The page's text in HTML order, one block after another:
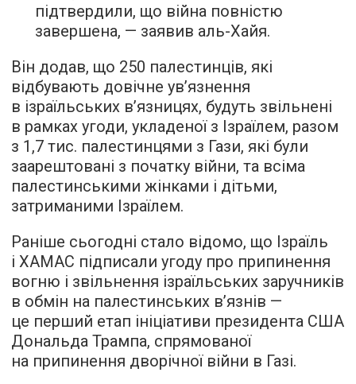
підтвердили, що війна повністю
завершена, — заявив аль-Хайя.
Він додав, що 250 палестинців, які
відбувають довічне ув’язнення
в ізраїльських в’язницях, будуть звільнені
в рамках угоди, укладеної з Ізраїлем, разом
з 1,7 тис. палестинцями з Гази, які були
заарештовані з початку війни, та всіма
палестинськими жінками і дітьми,
затриманими Ізраїлем.
Раніше сьогодні стало відомо, що Ізраїль
і ХАМАС підписали угоду про припинення
вогню і звільнення ізраїльських заручників
в обмін на палестинських в’язнів —
це перший етап ініціативи президента США
Дональда Трампа, спрямованої
на припинення дворічної війни в Газі.